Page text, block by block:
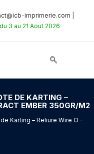
imprimerie.com
3 au 21 Aout 2026
DE KARTING –
EMBER 350GR/M2
Karting – Reliure Wire O –